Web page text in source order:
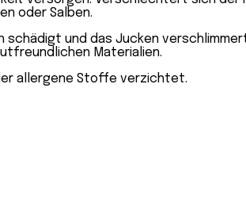
oder Salben.
und das Jucken
Materialien.
allergene Stoffe verzichtet.